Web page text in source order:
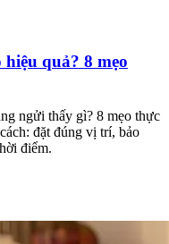
quả? 8 mẹo
ngửi thấy gì? 8 mẹo thực
đặt đúng vị trí, bảo
điểm.